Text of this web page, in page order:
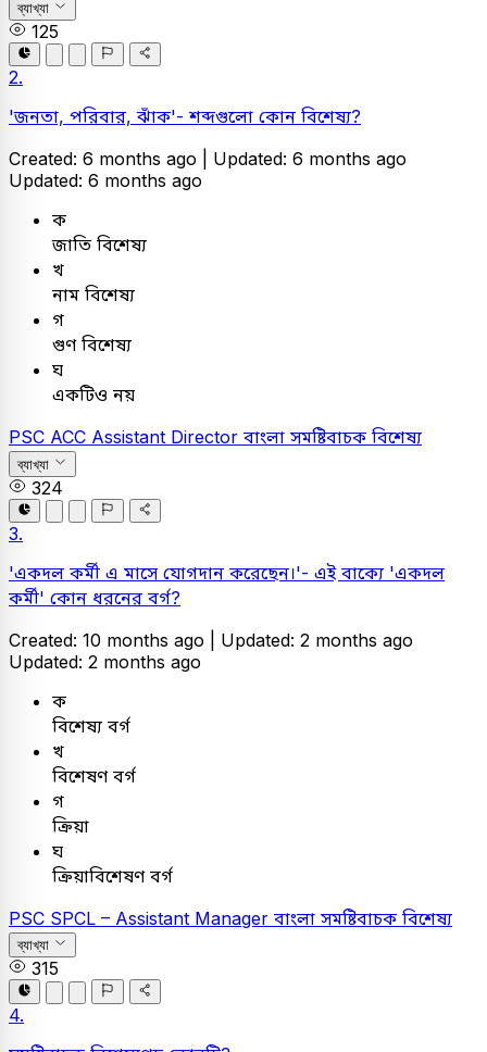
ব্যাখ্যা
125
2.
'জনতা, পরিবার, ঝাঁক'- শব্দগুলো কোন বিশেষ্য?
Created: 6 months ago | Updated: 6 months ago
Updated: 6 months ago
ক
জাতি বিশেষ্য
খ
নাম বিশেষ্য
গ
গুণ বিশেষ্য
ঘ
একটিও নয়
PSC ACC Assistant Director বাংলা সমষ্টিবাচক বিশেষ্য
ব্যাখ্যা
324
3.
'একদল কর্মী এ মাসে যোগদান করেছেন।'- এই বাক্যে 'একদল
কর্মী' কোন ধরনের বর্গ?
Created: 10 months ago | Updated: 2 months ago
Updated: 2 months ago
ক
বিশেষ্য বর্গ
খ
বিশেষণ বর্গ
গ
ক্রিয়া
ঘ
ক্রিয়াবিশেষণ বর্গ
PSC SPCL – Assistant Manager বাংলা সমষ্টিবাচক বিশেষ্য
ব্যাখ্যা
315
4.